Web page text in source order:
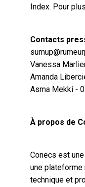
Index. Pour
Contacts
Vanessa
Amanda
Asma Mekki -
À propos de
Conecs est
une plateforme
technique et